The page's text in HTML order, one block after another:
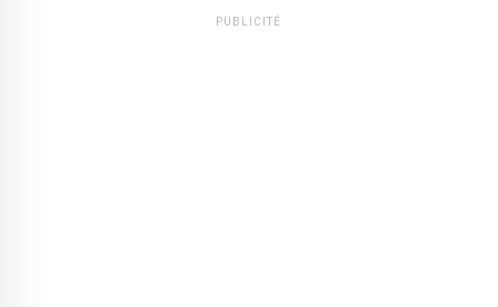
PUBLICITÉ